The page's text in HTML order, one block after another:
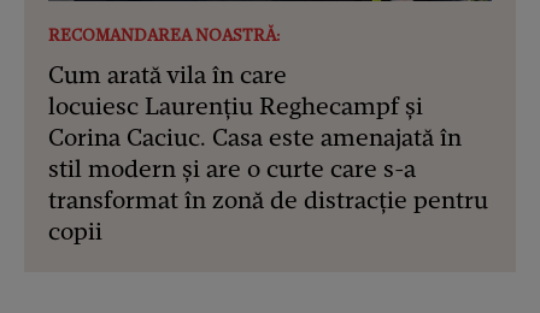
RECOMANDAREA NOASTRĂ:
Cum arată vila în care
locuiesc Laurențiu Reghecampf și
Corina Caciuc. Casa este amenajată în
stil modern și are o curte care s-a
transformat în zonă de distracție pentru
copii